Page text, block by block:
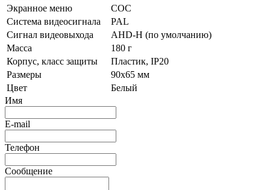
Экранное меню
СОС
Система видеосигнала
PAL
Сигнал видеовыхода
AHD-H (по умолчанию)
Масса
180 г
Корпус, класс защиты
Пластик, IP20
Размеры
90x65 мм
Цвет
Белый
Имя
E-mail
Телефон
Сообщение